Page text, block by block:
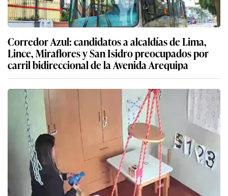
Corredor Azul: candidatos a alcaldías de Lima,
Lince, Miraflores y San Isidro preocupados por
carril bidireccional de la Avenida Arequipa